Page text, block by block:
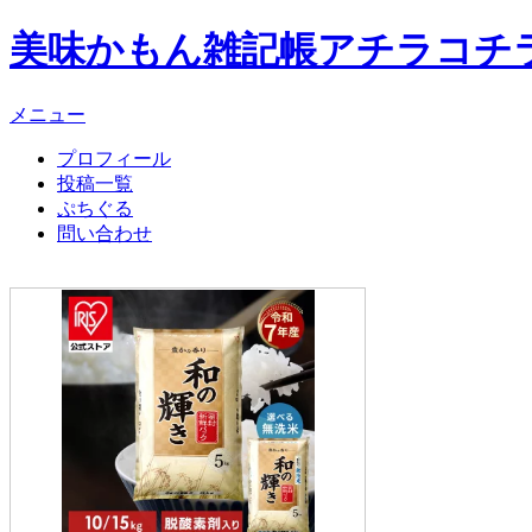
美味かもん雑記帳アチラコチ
メニュー
プロフィール
投稿一覧
ぷちぐる
問い合わせ